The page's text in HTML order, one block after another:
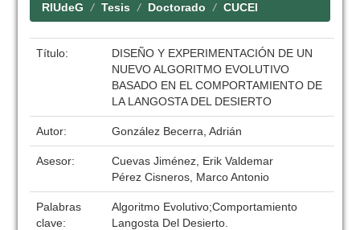
RIUdeG Tesis Doctorado CUCEI
Título:
DISEÑO Y EXPERIMENTACIÓN DE UN
NUEVO ALGORITMO EVOLUTIVO
BASADO EN EL COMPORTAMIENTO DE
LA LANGOSTA DEL DESIERTO
Autor: González Becerra, Adrián
Asesor:
Cuevas Jiménez, Erik Valdemar
Pérez Cisneros, Marco Antonio
Palabras
clave:
Algoritmo Evolutivo;Comportamiento
Langosta Del Desierto.